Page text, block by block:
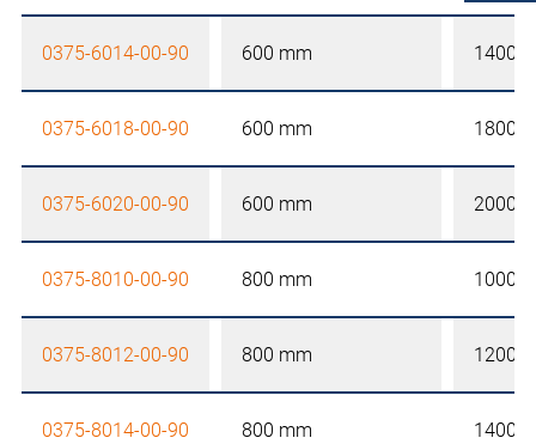
0375-6014-00-90 600 mm 1400
0375-6018-00-90 600 mm 1800
0375-6020-00-90 600 mm 2000
0375-8010-00-90 800 mm 1000
0375-8012-00-90 800 mm 1200
0375-8014-00-90 800 mm 1400